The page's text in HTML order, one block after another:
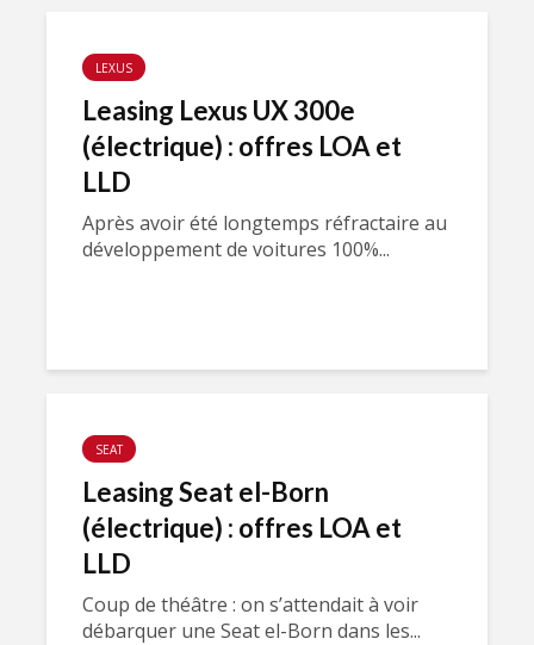
LEXUS
Leasing Lexus UX 300e
(électrique) : offres LOA et
LLD
Après avoir été longtemps réfractaire au
développement de voitures 100%...
SEAT
Leasing Seat el-Born
(électrique) : offres LOA et
LLD
Coup de théâtre : on s’attendait à voir
débarquer une Seat el-Born dans les...